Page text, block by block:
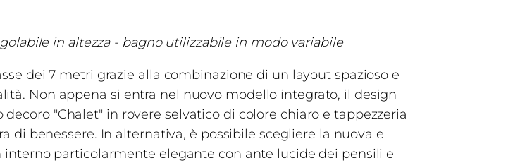
in altezza - bagno utilizzabile in modo variabile
dei 7 metri grazie alla combinazione di un layout spazioso e
Non appena si entra nel nuovo modello integrato, il design
"Chalet" in rovere selvatico di colore chiaro e tappezzeria
di benessere. In alternativa, è possibile scegliere la nuova e
interno particolarmente elegante con ante lucide dei pensili e